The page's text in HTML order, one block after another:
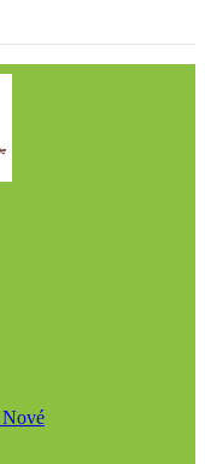
Nové